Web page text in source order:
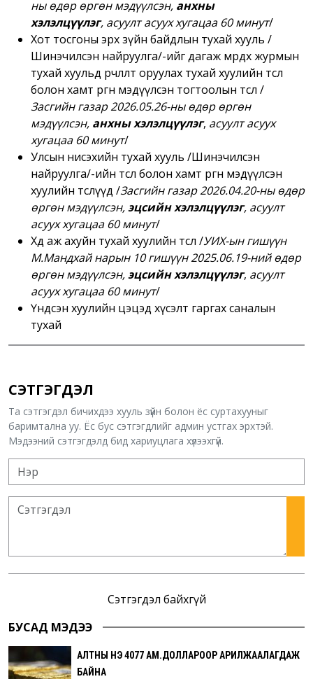
ны өдөр өргөн мэдүүлсэн, анхны
хэлэлцүүлэг, асуулт асуух хугацаа 60 минут/
Хот тосгоны эрх зүйн байдлын тухай хууль /
Шинэчилсэн найруулга/-ийг дагаж мөрдөх журмын
тухай хуульд өөрчлөлт оруулах тухай хуулийн төсөл
болон хамт өргөн мэдүүлсэн тогтоолын төсөл /
Засгийн газар 2026.05.26-ны өдөр өргөн
мэдүүлсэн, анхны хэлэлцүүлэг, асуулт асуух
хугацаа 60 минут/
Улсын нисэхийн тухай хууль /Шинэчилсэн
найруулга/-ийн төсөл болон хамт өргөн мэдүүлсэн
хуулийн төслүүд /Засгийн газар 2026.04.20-ны өдөр
өргөн мэдүүлсэн,эцсийн хэлэлцүүлэг, асуулт
асуух хугацаа60 минут/
Хөдөө аж ахуйн тухай хуулийн төсөл /УИХ-ын гишүүн
М.Мандхай нарын 10 гишүүн 2025.06.19-ний өдөр
өргөн мэдүүлсэн,эцсийн хэлэлцүүлэг, асуулт
асуух хугацаа60 минут/
Үндсэн хуулийн цэцэд хүсэлт гаргах саналын
тухай
СЭТГЭГДЭЛ
Та сэтгэгдэл бичихдээ хууль зүйн болон ёс суртахууныг
баримтална уу. Ёс бус сэтгэгдлийг админ устгах эрхтэй.
Мэдээний сэтгэгдэлд бид хариуцлага хүлээхгүй.
Сэтгэгдэл байхгүй
БУСАД МЭДЭЭ
АЛТНЫ ҮНЭ 4077 АМ.ДОЛЛАРООР АРИЛЖААЛАГДАЖ
БАЙНА